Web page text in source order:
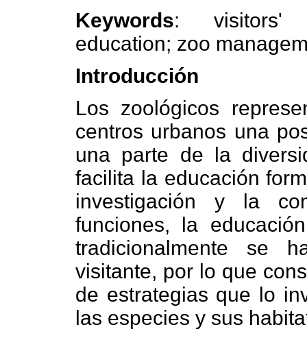
Keywords: visitors'
education; zoo
Introducción
Los zoológicos
centros urbanos una
una parte de la
facilita la educación
investigación y la
funciones, la
tradicionalmente se
visitante, por lo que
de estrategias que lo
las especies y sus